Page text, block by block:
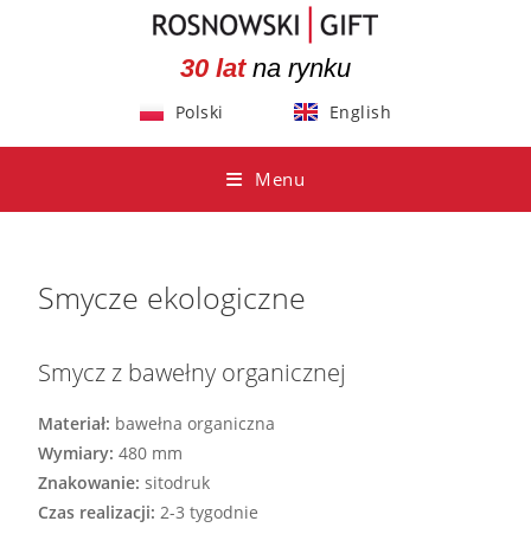
30 lat na rynku
Polski English
Menu
Smycze ekologiczne
Smycz z bawełny organicznej
Materiał: bawełna organiczna
Wymiary: 480 mm
Znakowanie: sitodruk
Czas realizacji: 2-3 tygodnie